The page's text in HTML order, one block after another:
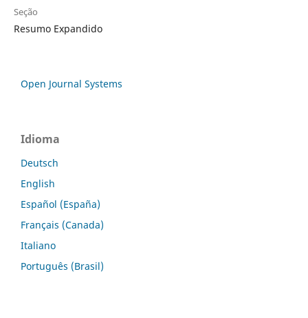
Seção
Resumo Expandido
Open Journal Systems
Idioma
Deutsch
English
Español (España)
Français (Canada)
Italiano
Português (Brasil)